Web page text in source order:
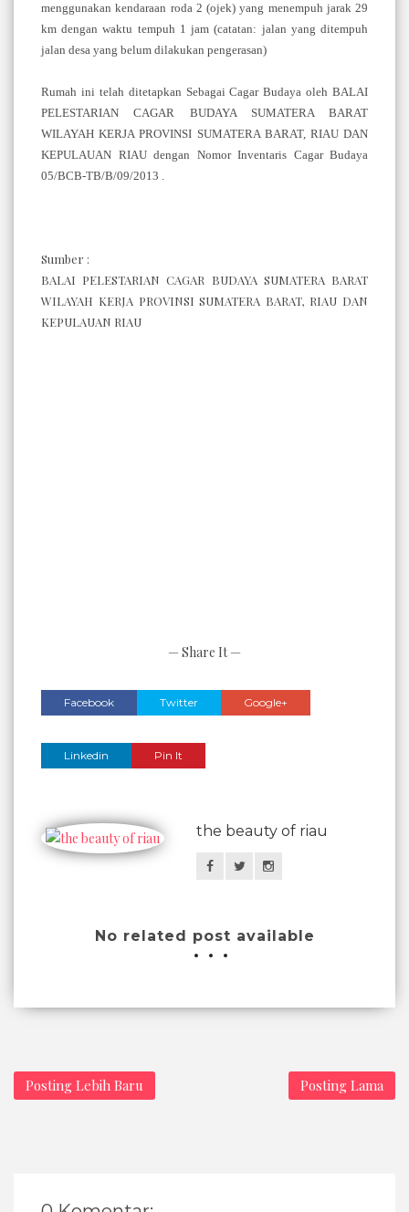
menggunakan kendaraan roda 2 (ojek) yang menempuh jarak 29
km dengan waktu tempuh 1 jam (catatan: jalan yang ditempuh
jalan desa yang belum dilakukan pengerasan)
Rumah ini telah ditetapkan Sebagai Cagar Budaya oleh BALAI
PELESTARIAN CAGAR BUDAYA SUMATERA BARAT
WILAYAH KERJA PROVINSI SUMATERA BARAT, RIAU DAN
KEPULAUAN RIAU dengan Nomor Inventaris Cagar Budaya
05/BCB-TB/B/09/2013 .
Sumber :
BALAI PELESTARIAN CAGAR BUDAYA SUMATERA BARAT
WILAYAH KERJA PROVINSI SUMATERA BARAT, RIAU DAN
KEPULAUAN RIAU
— Share It —
Facebook Twitter Google+
Linkedin Pin It
the beauty of riau
No related post available
Posting Lebih Baru Posting Lama